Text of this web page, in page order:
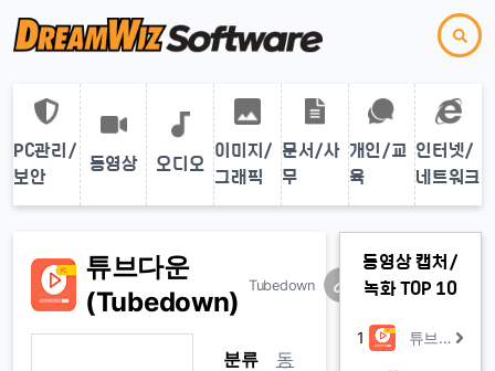
PC관리/
보안
동영상 오디오
이미지/
그래픽
문서/사
무
개인/교
육
인터넷/
네트워크
튜브다운
(Tubedown)
Tubedown
분류
동
동영상 캡처/
녹화 TOP 10
1 튜브다운 (Tubedown)